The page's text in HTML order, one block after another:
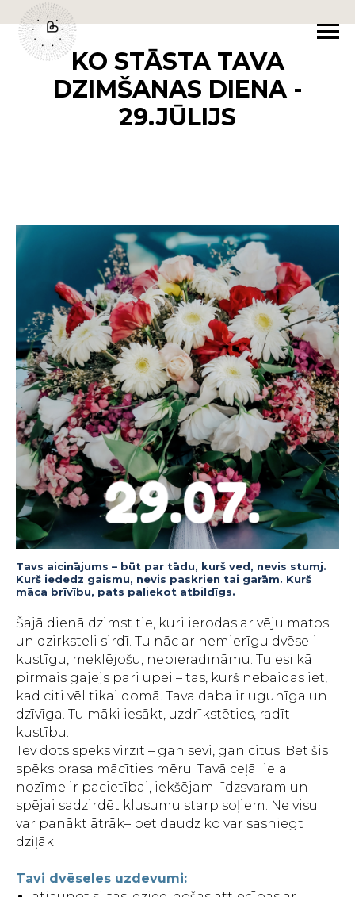
KO STĀSTA TAVA
DZIMŠANAS DIENA -
29.JŪLIJS
Tavs aicinājums – būt par tādu, kurš ved, nevis stumj.
Kurš iededz gaismu, nevis paskrien tai garām. Kurš
māca brīvību, pats paliekot atbildīgs.
Šajā dienā dzimst tie, kuri ierodas ar vēju matos
un dzirksteli sirdī. Tu nāc ar nemierīgu dvēseli –
kustīgu, meklējošu, nepieradināmu. Tu esi kā
pirmais gājējs pāri upei – tas, kurš nebaidās iet,
kad citi vēl tikai domā. Tava daba ir ugunīga un
dzīvīga. Tu māki iesākt, uzdrīkstēties, radīt
kustību.
Tev dots spēks virzīt – gan sevi, gan citus. Bet šis
spēks prasa mācīties mēru. Tavā ceļā liela
nozīme ir pacietībai, iekšējam līdzsvaram un
spējai sadzirdēt klusumu starp soļiem. Ne visu
var panākt ātrāk– bet daudz ko var sasniegt
dziļāk.
Tavi dvēseles uzdevumi: